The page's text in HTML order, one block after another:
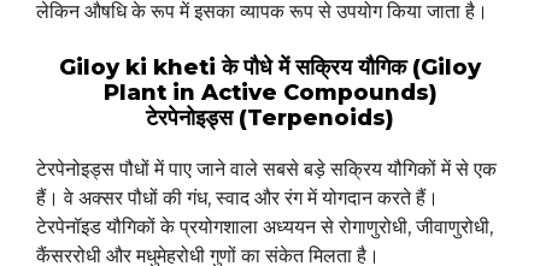
लेकिन औषधि के रूप में इसका व्यापक रूप से उपयोग किया जाता है।
Giloy ki kheti के पौधे में सक्रिय यौगिक (Giloy
Plant in Active Compounds)
टेरपेनोइड्स (Terpenoids)
टेरपेनोइड्स पौधों में पाए जाने वाले सबसे बड़े सक्रिय यौगिकों में से एक
हैं। वे अक्सर पौधों की गंध, स्वाद और रंग में योगदान करते हैं।
टेरपेनॉइड यौगिकों के प्रयोगशाला अध्ययन से रोगाणुरोधी, जीवाणुरोधी,
कैंसररोधी और मधुमेहरोधी गुणों का संकेत मिलता है।